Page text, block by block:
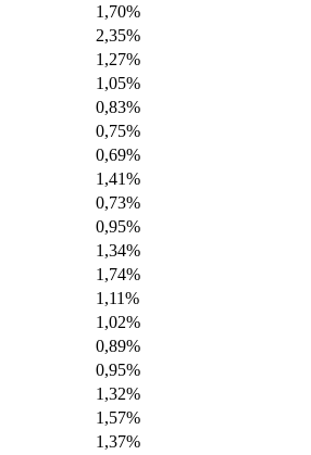
1,70%
2,35%
1,27%
1,05%
0,83%
0,75%
0,69%
1,41%
0,73%
0,95%
1,34%
1,74%
1,11%
1,02%
0,89%
0,95%
1,32%
1,57%
1,37%